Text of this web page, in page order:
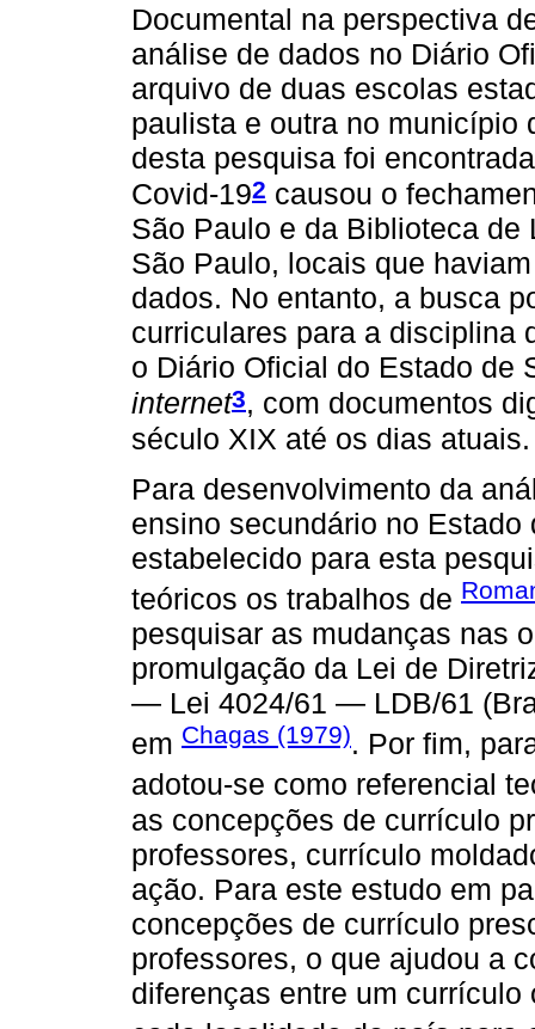
Documental na perspectiva
análise de dados no Diário
arquivo de duas escolas
paulista e outra no município
desta pesquisa foi
Covid-192 causou o
São Paulo e da Biblioteca
São Paulo, locais que
dados. No entanto, a busca
curriculares para a disciplina
o Diário Oficial do Estado de
internet3, com documentos
século XIX até os dias atuais.
Para desenvolvimento da
ensino secundário no
estabelecido para esta
teóricos os trabalhos de
pesquisar as mudanças nas
promulgação da Lei de
— Lei 4024/61 — LDB/61
em Chagas (1979). Por fim,
adotou-se como referencial
as concepções de currículo
professores, currículo
ação. Para este estudo em
concepções de currículo
professores, o que ajudou a
diferenças entre um